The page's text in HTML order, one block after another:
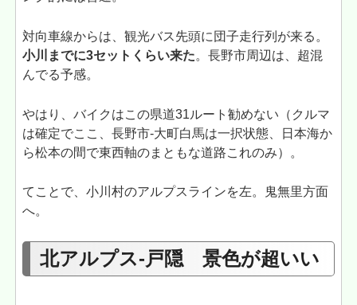
対向車線からは、観光バス先頭に団子走行列が来る。
小川までに3セットくらい来た。長野市周辺は、超混
んでる予感。
やはり、バイクはこの県道31ルート勧めない（クルマ
は確定でここ、長野市-大町白馬は一択状態、日本海か
ら松本の間で東西軸のまともな道路これのみ）。
てことで、小川村のアルプスラインを左。鬼無里方面
へ。
北アルプス-戸隠 景色が超いい